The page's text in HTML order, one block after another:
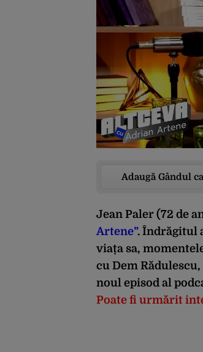
Adaugă Gândul
Jean Paler (72 de
Artene”. Îndrăgitul
viața sa,
cu Dem
noul episod al
Poate fi urmărit